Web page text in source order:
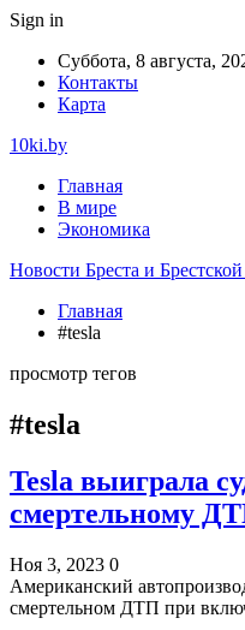
Sign in
Суббота, 8 августа,
Контакты
Карта
10ki.by
Главная
В мире
Экономика
Новости Бреста и
Главная
#tesla
просмотр тегов
#tesla
Tesla выиграла
смертельному
Ноя 3, 2023 0
Американский
смертельном ДТП при